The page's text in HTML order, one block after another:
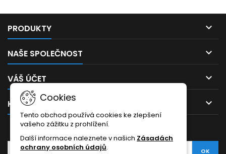
PRODUKTY 
NAŠE SPOLEČNOST 
VÁŠ ÚČET 
KONTAKT 
Cookies
Tento obchod používá cookies ke zlepšení
vašeho zážitku z prohlížení.
Další informace naleznete v našich Zásadách
ochrany osobních údajů.
ODBĚR NOVINEK